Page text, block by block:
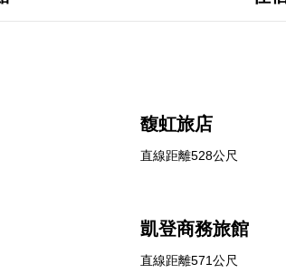
馥虹旅店
直線距離528公尺
凱登商務旅館
直線距離571公尺